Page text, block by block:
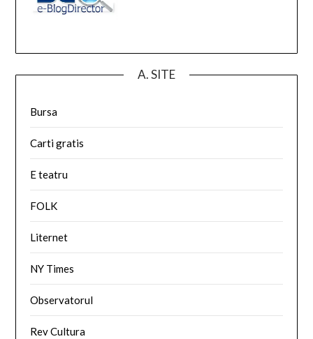
A. SITE
Bursa
Carti gratis
E teatru
FOLK
Liternet
NY Times
Observatorul
Rev Cultura